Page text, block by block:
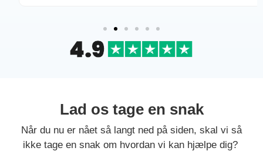
Lad os tage en snak
Når du nu er nået så langt ned på siden, skal vi så
ikke tage en snak om hvordan vi kan hjælpe dig?